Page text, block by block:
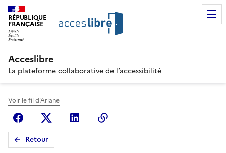
RÉPUBLIQUE
FRANÇAISE
Acceslibre
La plateforme collaborative de l’accessibilité
Voir le fil d'Ariane
FacebookX (anciennement Twitter)
Linkedin
Retour